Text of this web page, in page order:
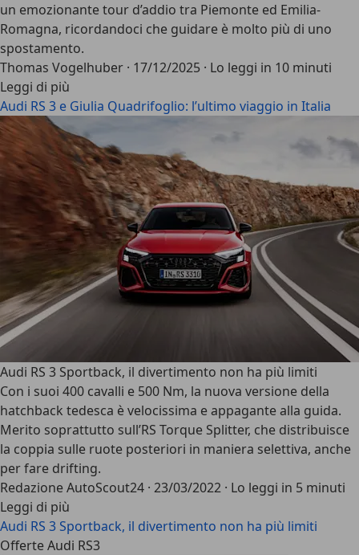
un emozionante tour d’addio tra Piemonte ed Emilia-
Romagna, ricordandoci che guidare è molto più di uno
spostamento.
Thomas Vogelhuber · 17/12/2025 · Lo leggi in 10 minuti
Leggi di più
Audi RS 3 e Giulia Quadrifoglio: l’ultimo viaggio in Italia
Audi RS 3 Sportback, il divertimento non ha più limiti
Con i suoi 400 cavalli e 500 Nm, la nuova versione della
hatchback tedesca è velocissima e appagante alla guida.
Merito soprattutto sull’RS Torque Splitter, che distribuisce
la coppia sulle ruote posteriori in maniera selettiva, anche
per fare drifting.
Redazione AutoScout24 · 23/03/2022 · Lo leggi in 5 minuti
Leggi di più
Audi RS 3 Sportback, il divertimento non ha più limiti
Offerte Audi RS3